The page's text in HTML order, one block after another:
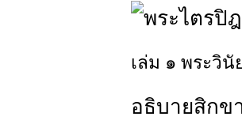
เล่ม ๑ พระวิ
อธิบายสิกข